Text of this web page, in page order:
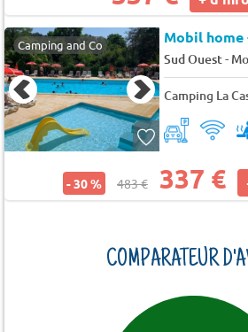
Camping and Co
Sud Ouest-
- 30 % 483 € 337 €
COMPARATEUR